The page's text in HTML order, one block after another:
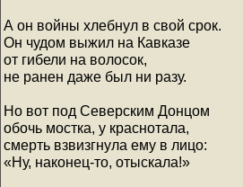
А он войны хлебнул в свой срок.
Он чудом выжил на Кавказе
от гибели на волосок,
не ранен даже был ни разу.
Но вот под Северским Донцом
обочь мостка, у краснотала,
смерть взвизгнула ему в лицо:
«Ну, наконец-то, отыскала!»